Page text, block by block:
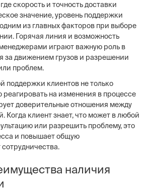
скорость и точность доставки
значение, уровень поддержки
из главных факторов при выборе
Горячая линия и возможность
играют важную роль в
за движением грузов и разрешении
проблем.
поддержки клиентов не только
реагировать на изменения в процессе
доверительные отношения между
Когда клиент знает, что может в любой
или разрешить проблему, это
и повышает общую
сотрудничества.
наличия